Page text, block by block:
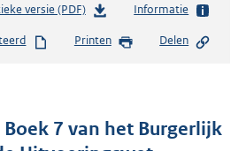
versie (PDF)b
s
s
Informatie
Printen Delen
7 van het Burgerlijk